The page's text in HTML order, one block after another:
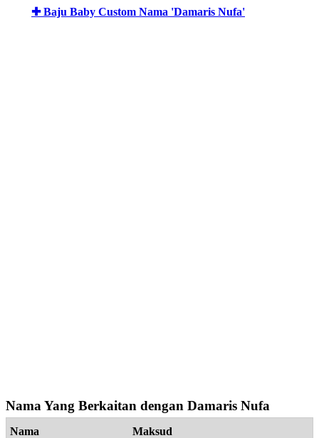
✚ Baju Baby Custom Nama 'Damaris Nufa'
Nama Yang Berkaitan dengan Damaris Nufa
Nama Maksud